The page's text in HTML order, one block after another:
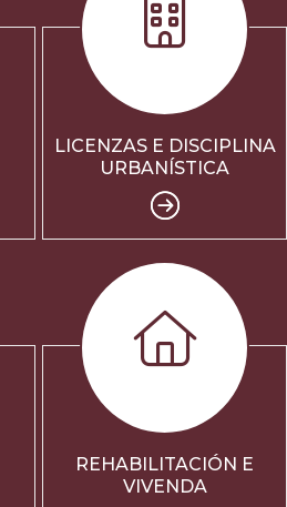
LICENZAS E DISCIPLINA
URBANÍSTICA
REHABILITACIÓN E
VIVENDA